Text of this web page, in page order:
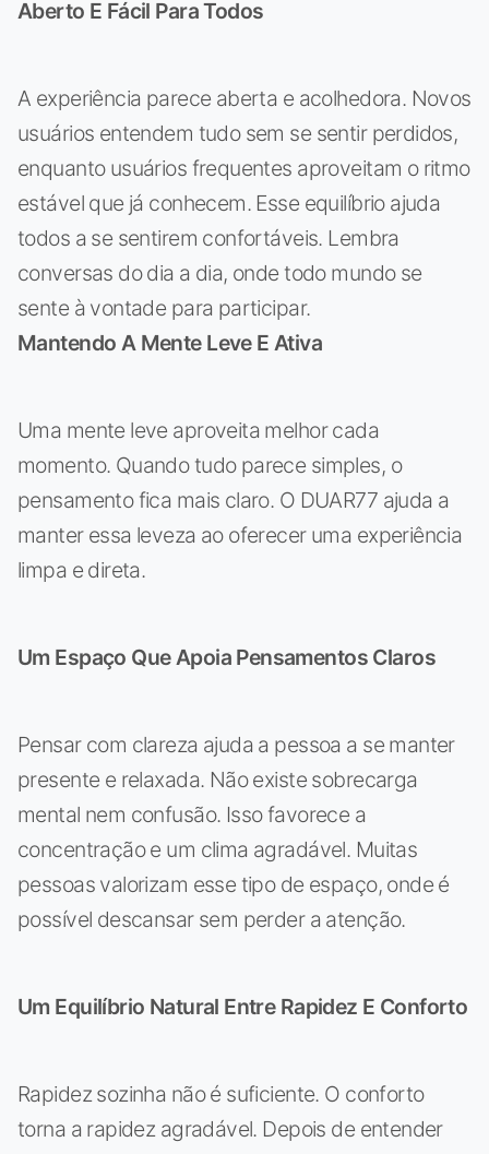
Aberto E Fácil Para Todos
A experiência parece aberta e acolhedora. Novos
usuários entendem tudo sem se sentir perdidos,
enquanto usuários frequentes aproveitam o ritmo
estável que já conhecem. Esse equilíbrio ajuda
todos a se sentirem confortáveis. Lembra
conversas do dia a dia, onde todo mundo se
sente à vontade para participar.
Mantendo A Mente Leve E Ativa
Uma mente leve aproveita melhor cada
momento. Quando tudo parece simples, o
pensamento fica mais claro. O DUAR77 ajuda a
manter essa leveza ao oferecer uma experiência
limpa e direta.
Um Espaço Que Apoia Pensamentos Claros
Pensar com clareza ajuda a pessoa a se manter
presente e relaxada. Não existe sobrecarga
mental nem confusão. Isso favorece a
concentração e um clima agradável. Muitas
pessoas valorizam esse tipo de espaço, onde é
possível descansar sem perder a atenção.
Um Equilíbrio Natural Entre Rapidez E Conforto
Rapidez sozinha não é suficiente. O conforto
torna a rapidez agradável. Depois de entender